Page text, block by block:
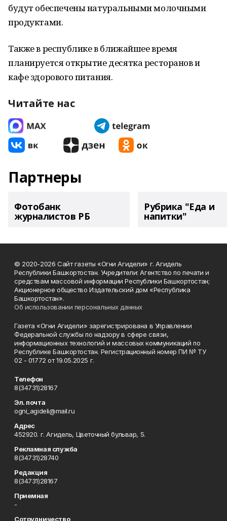
будут обеспечены натуральными молочными
продуктами.
Также в республике в ближайшее время
планируется открытие десятка ресторанов и
кафе здорового питания.
Читайте нас
Партнеры
Фотобанк
журналистов РБ
Рубрика "Еда и
напитки"
© 2020-2026 Сайт газеты «Огни Агидели» г. Агидель
Республики Башкортостан. Учредители: Агентство по печати и
средствам массовой информации Республики Башкортостан;
Акционерное общество Издательский дом «Республика
Башкортостан».
Об использовании персональных данных
Газета «Огни Агидели» зарегистрирована в Управлении
Федеральной службы по надзору в сфере связи,
информационных технологий и массовых коммуникаций по
Республике Башкортостан. Регистрационный номер ПИ № ТУ
02 - 01772 от 19.05.2025 г.
Телефон
8(34731)28167
Эл. почта
ogni_agideli@mail.ru
Адрес
452920. г. Агидель, Цветочный бульвар, 5.
Рекламная служба
8(34731)28740
Редакция
8(34731)28167
Приемная
-
Сотрудничество